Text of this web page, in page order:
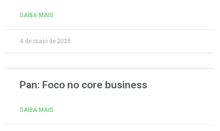
SAIBA MAIS
4 de maio de 2025
Pan: Foco no core business
SAIBA MAIS